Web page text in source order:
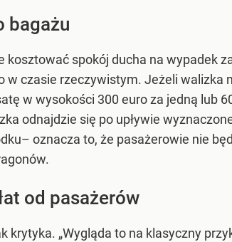
bagażu
kosztować spokój ducha na wypadek
w czasie rzeczywistym. Jeżeli walizka
w wysokości 300 euro za jedną lub
odnajdzie się po upływie
oznacza to, że pasażerowie nie
od pasażerów
krytyka. „Wygląda to na klasyczny